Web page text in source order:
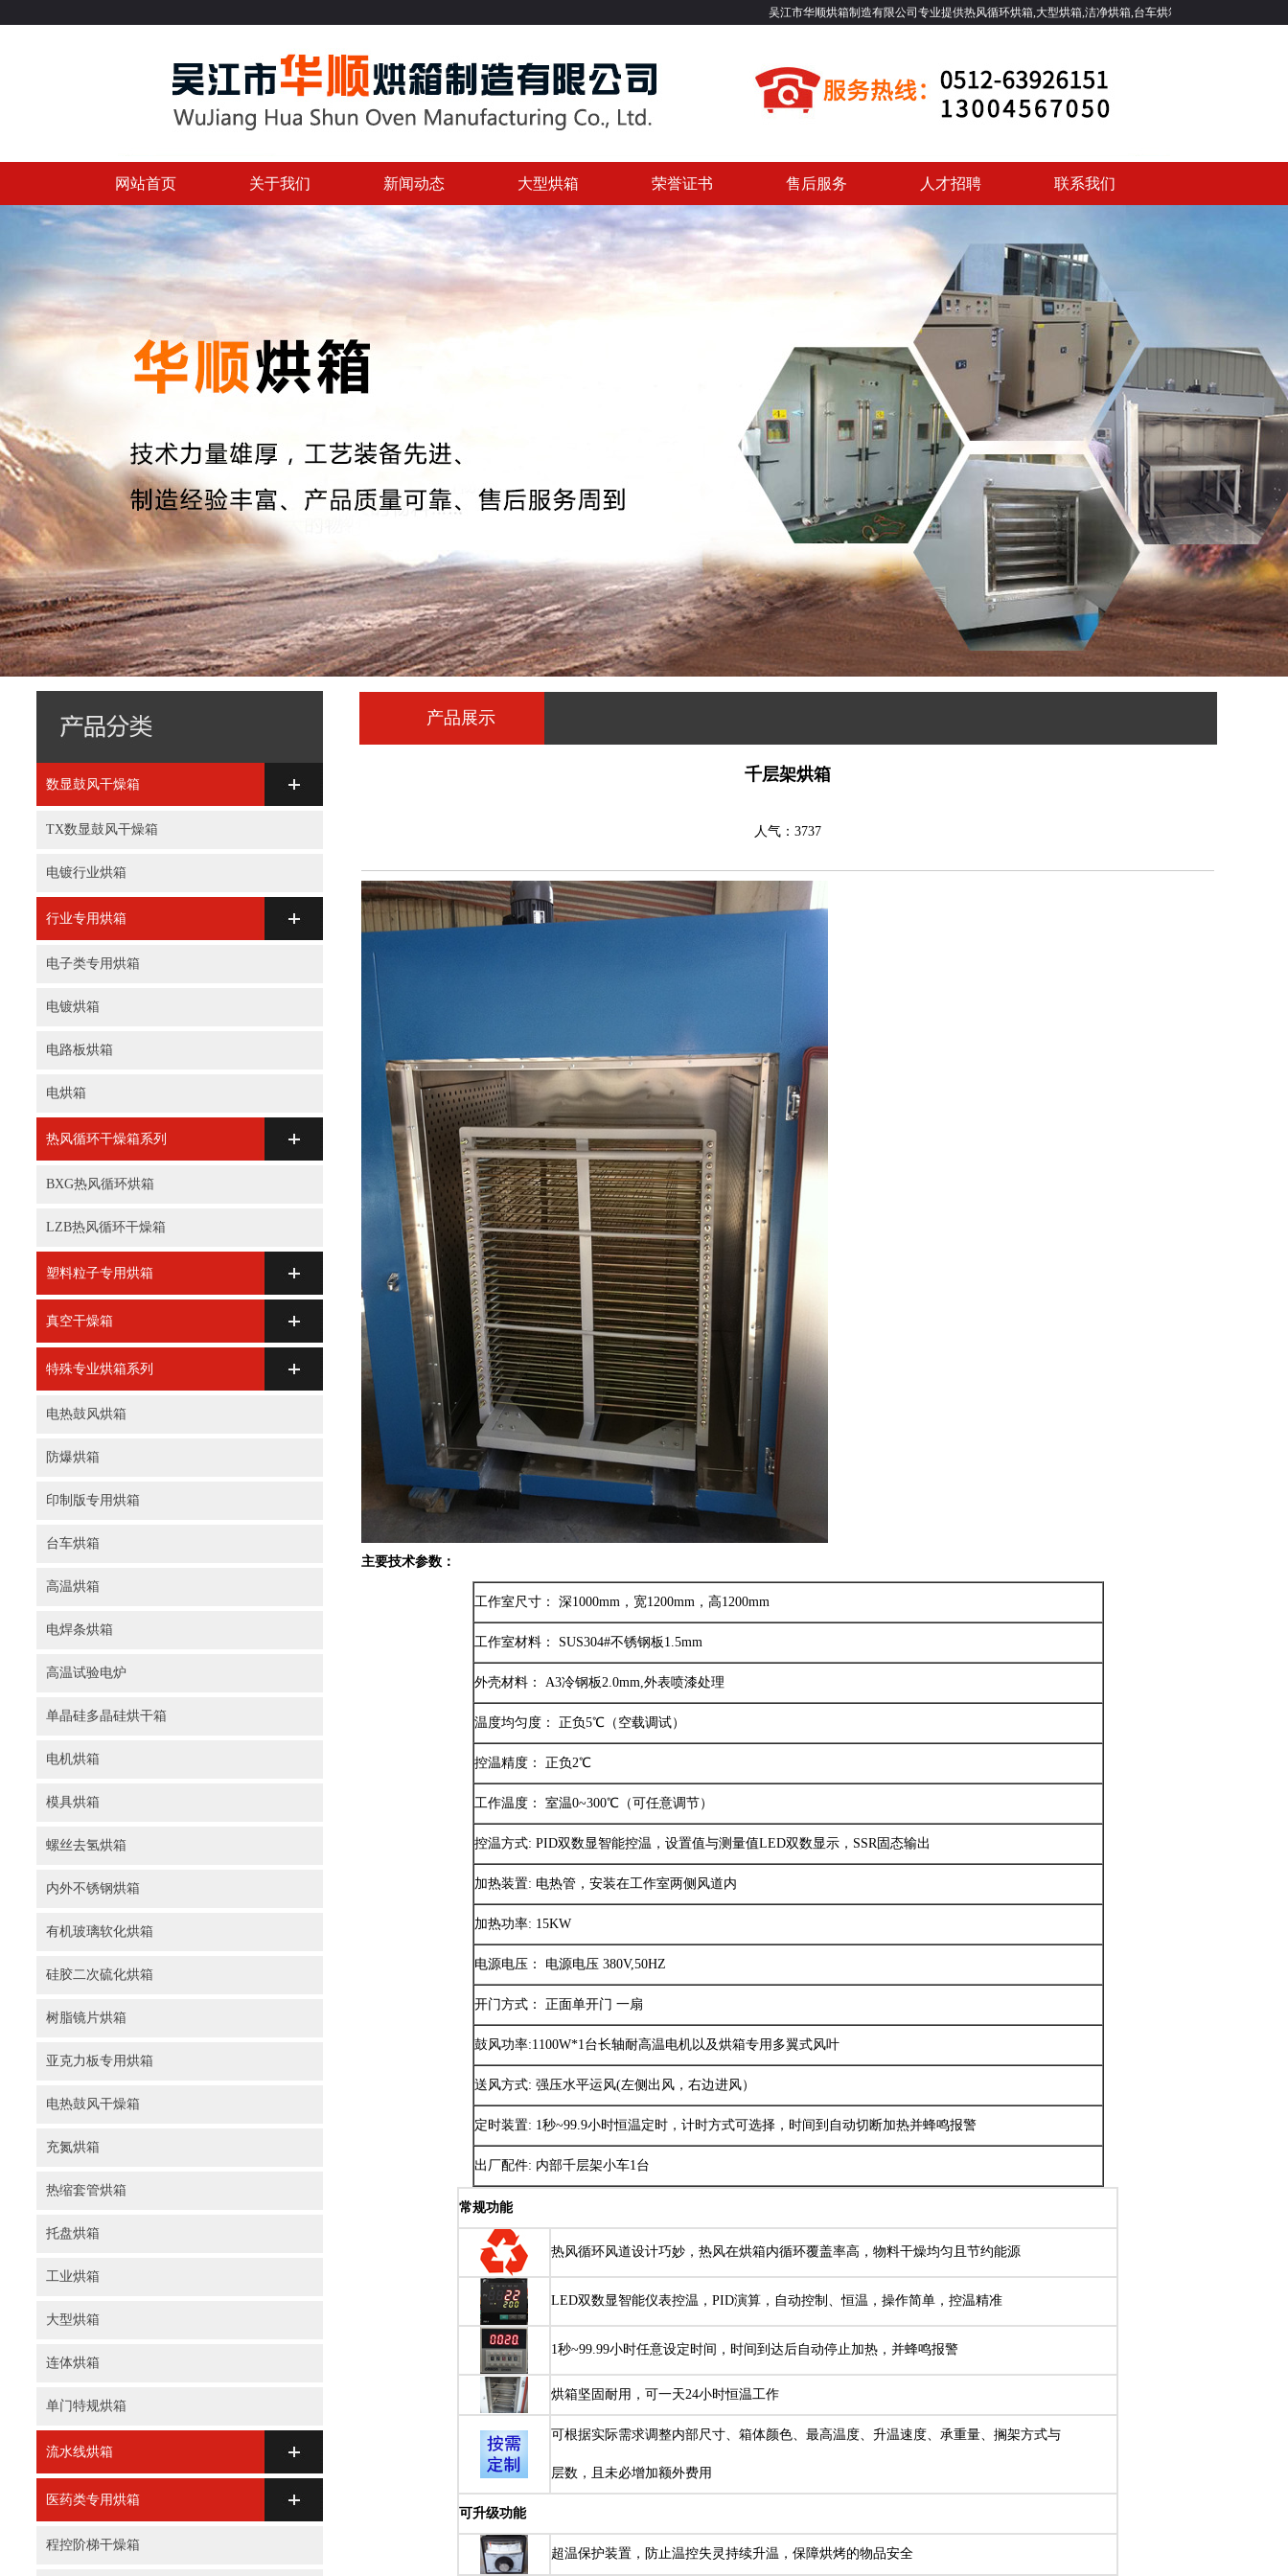
吴江市华顺烘箱制造有限公司专业提供热风循环烘箱,大型烘箱,洁净烘箱,台车烘箱,电机浸漆烘箱,隧道烘箱,高温烘箱
网站首页 关于我们 新闻动态 大型烘箱 荣誉证书 售后服务 人才招聘 联系我们
数显鼓风干燥箱
TX数显鼓风干燥箱
电镀行业烘箱
行业专用烘箱
电子类专用烘箱
电镀烘箱
电路板烘箱
电烘箱
热风循环干燥箱系列
BXG热风循环烘箱
LZB热风循环干燥箱
塑料粒子专用烘箱
真空干燥箱
特殊专业烘箱系列
电热鼓风烘箱
防爆烘箱
印制版专用烘箱
台车烘箱
高温烘箱
电焊条烘箱
高温试验电炉
单晶硅多晶硅烘干箱
电机烘箱
模具烘箱
螺丝去氢烘箱
内外不锈钢烘箱
有机玻璃软化烘箱
硅胶二次硫化烘箱
树脂镜片烘箱
亚克力板专用烘箱
电热鼓风干燥箱
充氮烘箱
热缩套管烘箱
托盘烘箱
工业烘箱
大型烘箱
连体烘箱
单门特规烘箱
流水线烘箱
医药类专用烘箱
程控阶梯干燥箱
产品展示
千层架烘箱
人气：3737
主要技术参数：
工作室尺寸： 深1000mm，宽1200mm，高1200mm
工作室材料： SUS304#不锈钢板1.5mm
外壳材料： A3冷钢板2.0mm,外表喷漆处理
温度均匀度： 正负5℃（空载调试）
控温精度： 正负2℃
工作温度： 室温0~300℃（可任意调节）
控温方式: PID双数显智能控温，设置值与测量值LED双数显示，SSR固态输出
加热装置: 电热管，安装在工作室两侧风道内
加热功率: 15KW
电源电压： 电源电压 380V,50HZ
开门方式： 正面单开门 一扇
鼓风功率:1100W*1台长轴耐高温电机以及烘箱专用多翼式风叶
送风方式: 强压水平运风(左侧出风，右边进风）
定时装置: 1秒~99.9小时恒温定时，计时方式可选择，时间到自动切断加热并蜂鸣报警
出厂配件: 内部千层架小车1台
常规功能
热风循环风道设计巧妙，热风在烘箱内循环覆盖率高，物料干燥均匀且节约能源
LED双数显智能仪表控温，PID演算，自动控制、恒温，操作简单，控温精准
1秒~99.99小时任意设定时间，时间到达后自动停止加热，并蜂鸣报警
烘箱坚固耐用，可一天24小时恒温工作
可根据实际需求调整内部尺寸、箱体颜色、最高温度、升温速度、承重量、搁架方式与
层数，且未必增加额外费用
可升级功能
超温保护装置，防止温控失灵持续升温，保障烘烤的物品安全